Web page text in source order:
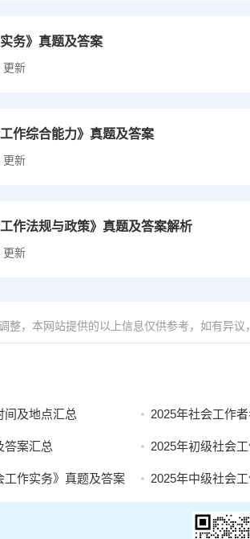
务》真题及答案
更新
作综合能力》真题及答案
更新
作法规与政策》真题及答案解析
更新
整，本网站提供的以上信息仅供参考，如有异议
间及地点汇总 2025年社会工作
答案汇总 2025年初级社会
工作实务》真题及答案 2025年中级社会工